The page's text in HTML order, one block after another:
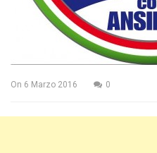
On 6 Marzo 2016 0